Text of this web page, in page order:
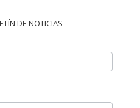
DE NOTICIAS